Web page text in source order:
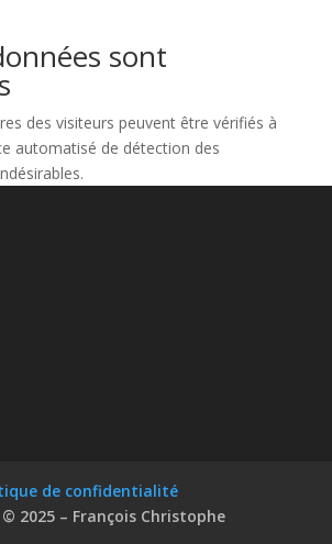
sont
des visiteurs peuvent être vérifiés à
automatisé de détection des
de confidentialité
2025 – François Christophe